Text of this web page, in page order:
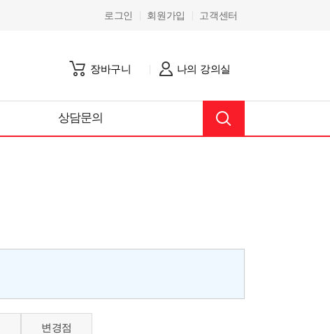
로그인 회원가입 고객센터
장바구니 나의 강의실
상담문의
변경점